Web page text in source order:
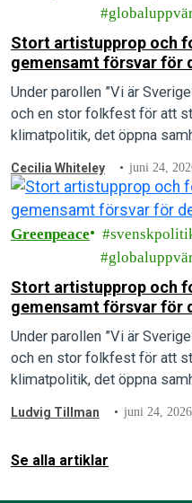
Stort artistupprop och
gemensamt försvar för
Under parollen ”Vi är
och en stor folkfest för att
klimatpolitik, det öppna
Cecilia Whiteley juni 24,
Greenpeace
Stort artistupprop och
gemensamt försvar för
Under parollen ”Vi är
och en stor folkfest för att
klimatpolitik, det öppna
Ludvig Tillman juni 24, 2026
Se alla artiklar